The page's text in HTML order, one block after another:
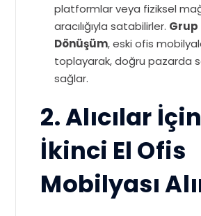
platformlar veya fiziksel
aracılığıyla satabilirler. Grup
Dönüşüm, eski ofis
toplayarak, doğru pazarda
sağlar.
2. Alıcılar İçin
İkinci El Ofis
Mobilyası